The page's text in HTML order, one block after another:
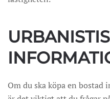
Om du ska köpa en